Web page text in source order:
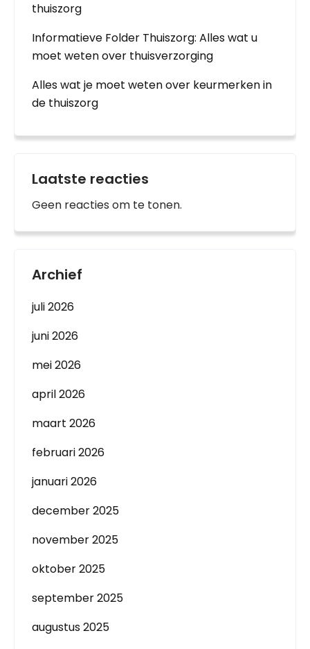
thuiszorg
Informatieve Folder Thuiszorg: Alles wat u
moet weten over thuisverzorging
Alles wat je moet weten over keurmerken in
de thuiszorg
Laatste reacties
Geen reacties om te tonen.
Archief
juli 2026
juni 2026
mei 2026
april 2026
maart 2026
februari 2026
januari 2026
december 2025
november 2025
oktober 2025
september 2025
augustus 2025